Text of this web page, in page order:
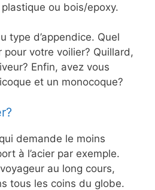
ou bois/epoxy.
type d’appendice. Quel
votre voilier? Quillard,
Enfin, avez vous
et un monocoque?
demande le moins
à l’acier par exemple.
au long cours,
tous les coins du globe.